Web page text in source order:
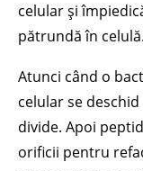
celular și
pătrundă în celulă.
Atunci când o
celular se
divide. Apoi
orificii pentru